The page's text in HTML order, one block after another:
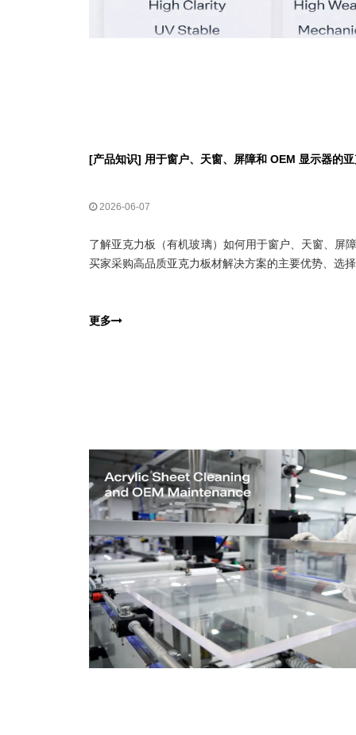
[产品知识] 用于窗户、天窗、屏障和 OEM 显示器的
2026-06-07
了解亚克力板（有机玻璃）如何用于窗户、天窗、屏
买家采购高品质亚克力板材解决方案的主要优势、选
更多